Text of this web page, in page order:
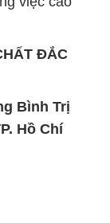
ĐẮC
Bình Trị
Hồ Chí